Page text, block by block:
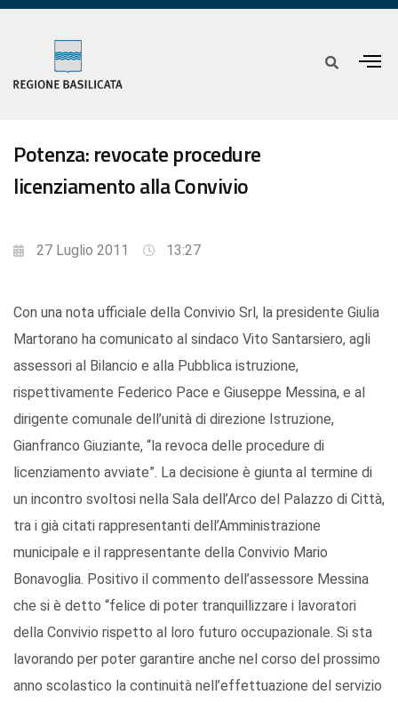
Potenza: revocate procedure
licenziamento alla Convivio
27 Luglio 2011 13:27
Con una nota ufficiale della Convivio Srl, la presidente Giulia
Martorano ha comunicato al sindaco Vito Santarsiero, agli
assessori al Bilancio e alla Pubblica istruzione,
rispettivamente Federico Pace e Giuseppe Messina, e al
dirigente comunale dell’unità di direzione Istruzione,
Gianfranco Giuziante, “la revoca delle procedure di
licenziamento avviate”. La decisione è giunta al termine di
un incontro svoltosi nella Sala dell’Arco del Palazzo di Città,
tra i già citati rappresentanti dell’Amministrazione
municipale e il rappresentante della Convivio Mario
Bonavoglia. Positivo il commento dell’assessore Messina
che si è detto “felice di poter tranquillizzare i lavoratori
della Convivio rispetto al loro futuro occupazionale. Si sta
lavorando per poter garantire anche nel corso del prossimo
anno scolastico la continuità nell’effettuazione del servizio